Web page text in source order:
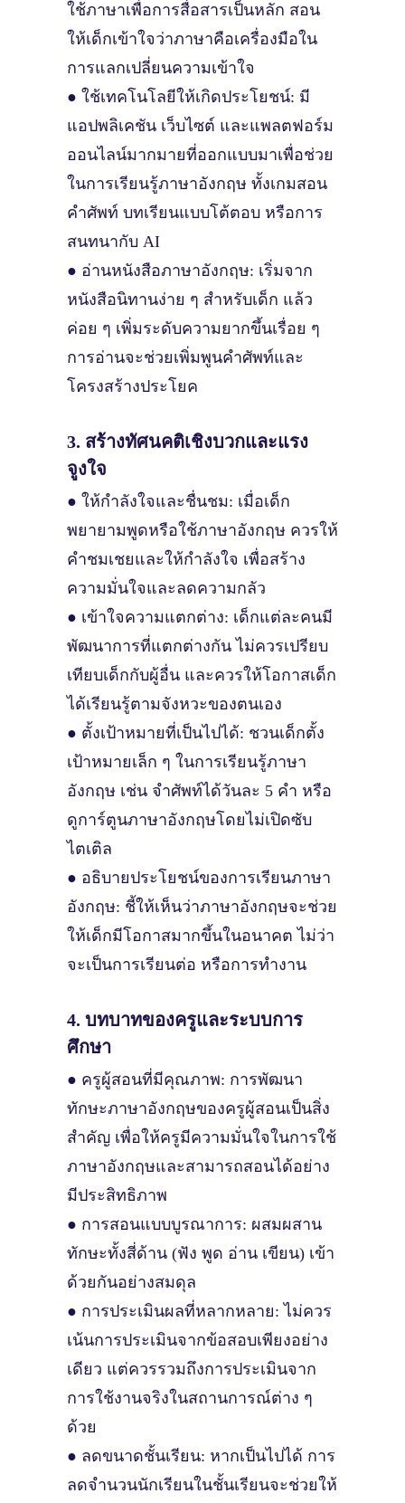
ใช้ภาษาเพื่อการสื่อสารเป็นหลัก สอน
ให้เด็กเข้าใจว่าภาษาคือเครื่องมือใน
การแลกเปลี่ยนความเข้าใจ
● ใช้เทคโนโลยีให้เกิดประโยชน์: มี
แอปพลิเคชัน เว็บไซต์ และแพลตฟอร์ม
ออนไลน์มากมายที่ออกแบบมาเพื่อช่วย
ในการเรียนรู้ภาษาอังกฤษ ทั้งเกมสอน
คำศัพท์ บทเรียนแบบโต้ตอบ หรือการ
สนทนากับ AI
● อ่านหนังสือภาษาอังกฤษ: เริ่มจาก
หนังสือนิทานง่าย ๆ สำหรับเด็ก แล้ว
ค่อย ๆ เพิ่มระดับความยากขึ้นเรื่อย ๆ
การอ่านจะช่วยเพิ่มพูนคำศัพท์และ
โครงสร้างประโยค
3. สร้างทัศนคติเชิงบวกและแรง
จูงใจ
● ให้กำลังใจและชื่นชม: เมื่อเด็ก
พยายามพูดหรือใช้ภาษาอังกฤษ ควรให้
คำชมเชยและให้กำลังใจ เพื่อสร้าง
ความมั่นใจและลดความกลัว
● เข้าใจความแตกต่าง: เด็กแต่ละคนมี
พัฒนาการที่แตกต่างกัน ไม่ควรเปรียบ
เทียบเด็กกับผู้อื่น และควรให้โอกาสเด็ก
ได้เรียนรู้ตามจังหวะของตนเอง
● ตั้งเป้าหมายที่เป็นไปได้: ชวนเด็กตั้ง
เป้าหมายเล็ก ๆ ในการเรียนรู้ภาษา
อังกฤษ เช่น จำศัพท์ได้วันละ 5 คำ หรือ
ดูการ์ตูนภาษาอังกฤษโดยไม่เปิดซับ
ไตเติล
● อธิบายประโยชน์ของการเรียนภาษา
อังกฤษ: ชี้ให้เห็นว่าภาษาอังกฤษจะช่วย
ให้เด็กมีโอกาสมากขึ้นในอนาคต ไม่ว่า
จะเป็นการเรียนต่อ หรือการทำงาน
4. บทบาทของครูและระบบการ
ศึกษา
● ครูผู้สอนที่มีคุณภาพ: การพัฒนา
ทักษะภาษาอังกฤษของครูผู้สอนเป็นสิ่ง
สำคัญ เพื่อให้ครูมีความมั่นใจในการใช้
ภาษาอังกฤษและสามารถสอนได้อย่าง
มีประสิทธิภาพ
● การสอนแบบบูรณาการ: ผสมผสาน
ทักษะทั้งสี่ด้าน (ฟัง พูด อ่าน เขียน) เข้า
ด้วยกันอย่างสมดุล
● การประเมินผลที่หลากหลาย: ไม่ควร
เน้นการประเมินจากข้อสอบเพียงอย่าง
เดียว แต่ควรรวมถึงการประเมินจาก
การใช้งานจริงในสถานการณ์ต่าง ๆ
ด้วย
● ลดขนาดชั้นเรียน: หากเป็นไปได้ การ
ลดจำนวนนักเรียนในชั้นเรียนจะช่วยให้